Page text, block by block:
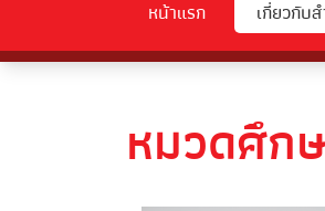
หน้าแรก เกี่ยวกับ
หมวดศึก